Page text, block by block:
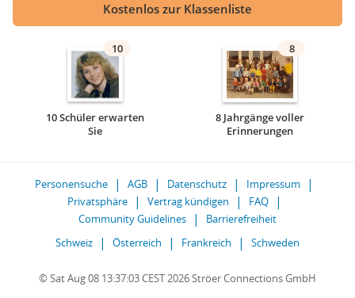
Kostenlos zur Klassenliste
10
10 Schüler erwarten
Sie
8
8 Jahrgänge voller
Erinnerungen
Personensuche AGB Datenschutz
Impressum
Privatsphäre
Vertrag kündigen
FAQ
Community Guidelines
Barrierefreiheit
Schweiz
Österreich Frankreich Schweden
© Sat Aug 08 13:37:03 CEST 2026 Ströer Connections GmbH